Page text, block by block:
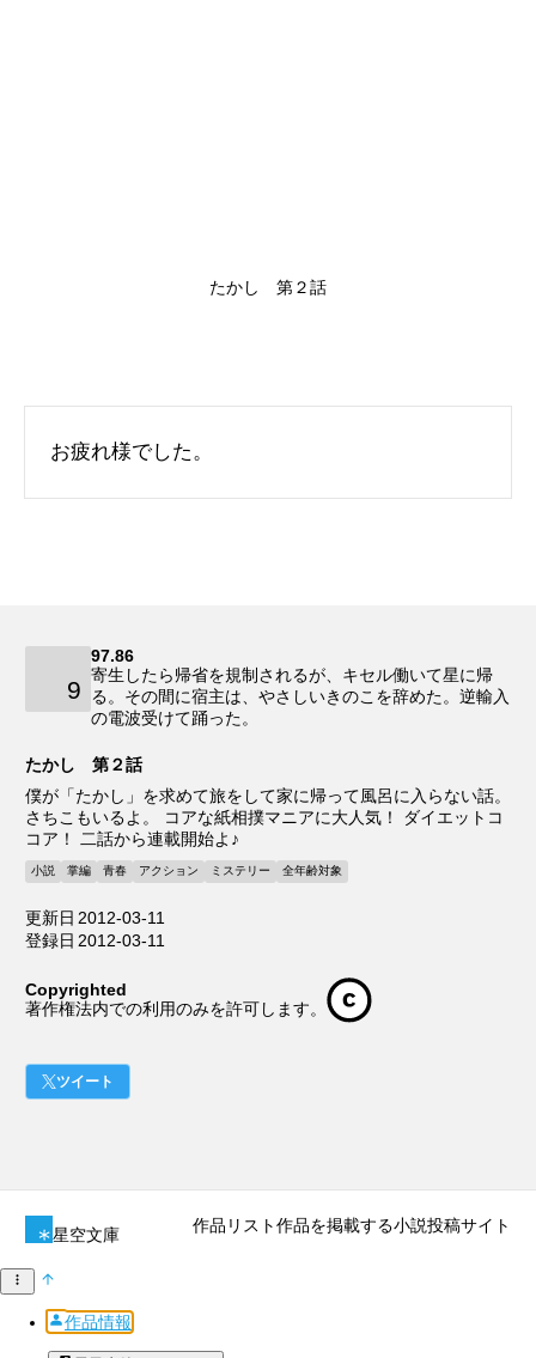
たかし 第２話
お疲れ様でした。
9
97.86
寄生したら帰省を規制されるが、キセル働いて星に帰
る。その間に宿主は、やさしいきのこを辞めた。逆輸入
の電波受けて踊った。
たかし 第２話
僕が「たかし」を求めて旅をして家に帰って風呂に入らない話。
さちこもいるよ。 コアな紙相撲マニアに大人気！ ダイエットコ
コア！ 二話から連載開始よ♪
小説 掌編 青春 アクション ミステリー 全年齢対象
更新日 2012-03-11
登録日 2012-03-11
Copyrighted
著作権法内での利用のみを許可します。
ツイート
星空文庫 作品リスト作品を掲載する小説投稿サイト
作品情報